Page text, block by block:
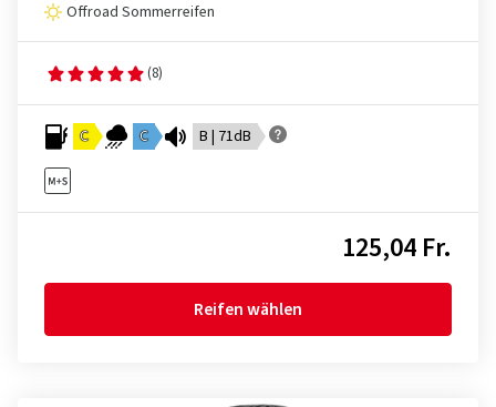
Offroad Sommerreifen
(8)
C C B | 71dB
125,04 Fr.
Reifen wählen